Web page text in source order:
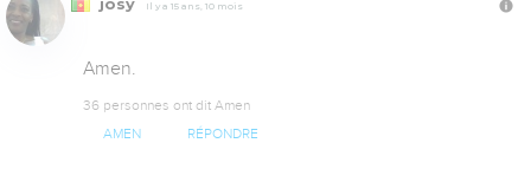
josy Il y a 15 ans, 10 mois
Amen.
36 personnes ont dit Amen
AMEN RÉPONDRE